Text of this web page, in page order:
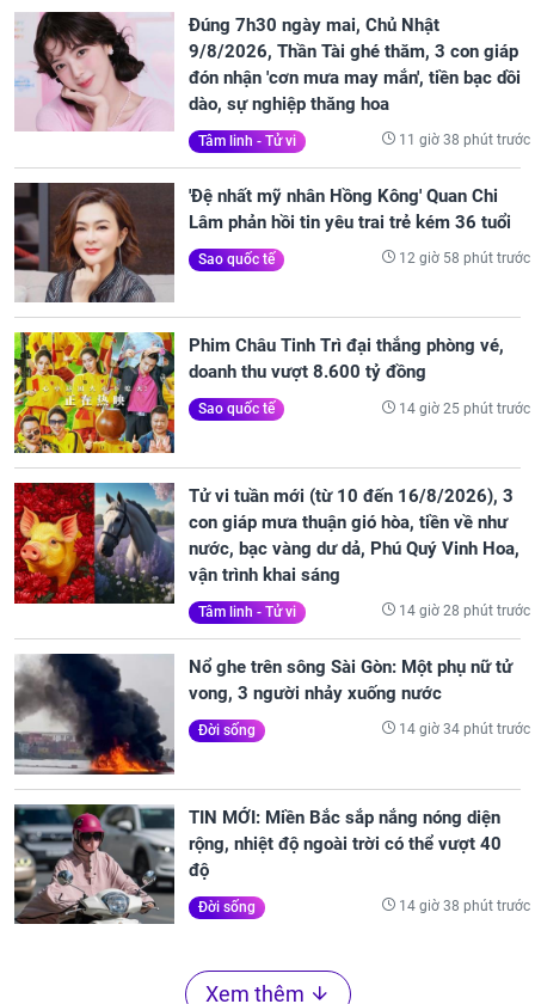
Đúng 7h30 ngày mai, Chủ Nhật
9/8/2026, Thần Tài ghé thăm, 3 con giáp
đón nhận 'cơn mưa may mắn', tiền bạc dồi
dào, sự nghiệp thăng hoa
Tâm linh - Tử vi 11 giờ 38 phút trước
'Đệ nhất mỹ nhân Hồng Kông' Quan Chi
Lâm phản hồi tin yêu trai trẻ kém 36 tuổi
Sao quốc tế 12 giờ 58 phút trước
Phim Châu Tinh Trì đại thắng phòng vé,
doanh thu vượt 8.600 tỷ đồng
Sao quốc tế 14 giờ 25 phút trước
Tử vi tuần mới (từ 10 đến 16/8/2026), 3
con giáp mưa thuận gió hòa, tiền về như
nước, bạc vàng dư dả, Phú Quý Vinh Hoa,
vận trình khai sáng
Tâm linh - Tử vi 14 giờ 28 phút trước
Nổ ghe trên sông Sài Gòn: Một phụ nữ tử
vong, 3 người nhảy xuống nước
Đời sống 14 giờ 34 phút trước
TIN MỚI: Miền Bắc sắp nắng nóng diện
rộng, nhiệt độ ngoài trời có thể vượt 40
độ
Đời sống 14 giờ 38 phút trước
Xem thêm